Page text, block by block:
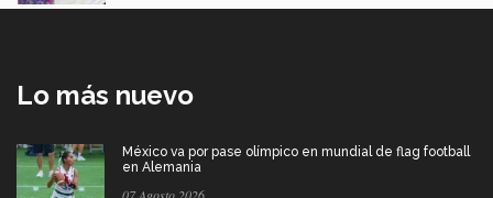
Lo más nuevo
México va por pase olímpico en mundial de flag football
en Alemania